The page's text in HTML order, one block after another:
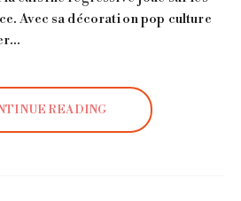
Avec sa décoration pop culture
READING